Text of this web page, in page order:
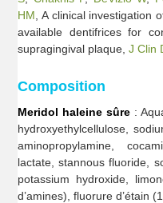
HM, A clinical investigation
available dentifrices for
supragingival plaque,J Clin
Composition
Meridol haleine sûre:
hydroxyethylcellulose,
aminopropylamine,
lactate, stannous fluoride,
potassium hydroxide,
d’amines), fluorure d’étain